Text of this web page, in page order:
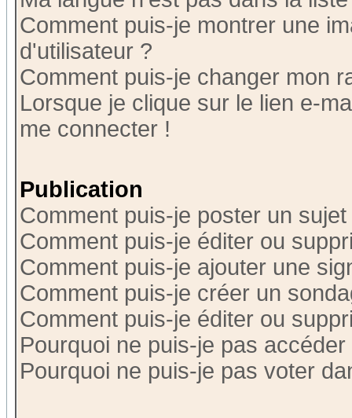
Comment puis-je montrer une
d'utilisateur ?
Comment puis-je changer mon
Lorsque je clique sur le lien e-
me connecter !
Publication
Comment puis-je poster un
Comment puis-je éditer ou
Comment puis-je ajouter une
Comment puis-je créer un
Comment puis-je éditer ou
Pourquoi ne puis-je pas
Pourquoi ne puis-je pas voter